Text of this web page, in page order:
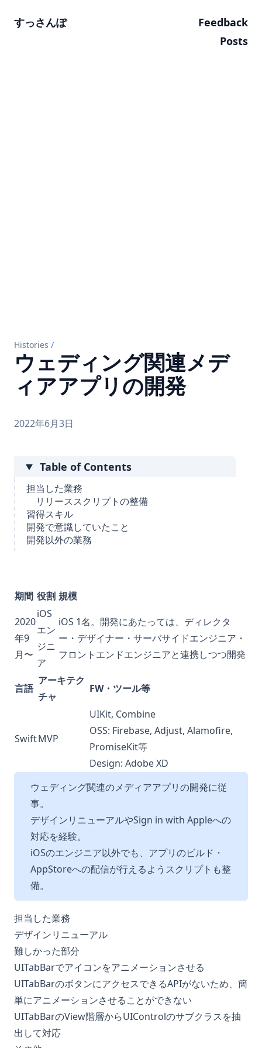
すっさんぽ
Feedback
Posts
Histories /
ウェディング関連メデ
ィアアプリの開発
2022年6月3日
Table of Contents
担当した業務
リリーススクリプトの整備
習得スキル
開発で意識していたこと
開発以外の業務
期間 役割 規模
2020
年9
月〜
iOS
エン
ジニ
ア
iOS 1名。開発にあたっては、ディレクタ
ー・デザイナー・サーバサイドエンジニア・
フロントエンドエンジニアと連携しつつ開発
言語
アーキテク
チャ
FW・ツール等
SwiftMVP
UIKit, Combine
OSS: Firebase, Adjust, Alamofire,
PromiseKit等
Design: Adobe XD
ウェディング関連のメディアアプリの開発に従
事。
デザインリニューアルやSign in with Appleへの
対応を経験。
iOSのエンジニア以外でも、アプリのビルド・
AppStoreへの配信が行えるようスクリプトも整
備。
担当した業務
デザインリニューアル
難しかった部分
UITabBarでアイコンをアニメーションさせる
UITabBarのボタンにアクセスできるAPIがないため、簡
単にアニメーションさせることができない
UITabBarのView階層からUIControlのサブクラスを抽
出して対応